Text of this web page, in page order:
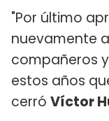
"Por último
nuevamente
compañeros
estos años
cerró Víctor